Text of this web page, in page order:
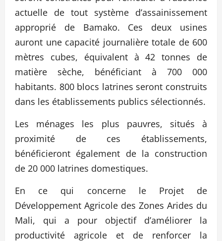
actuelle de tout système d’assainissement
approprié de Bamako. Ces deux usines
auront une capacité journalière totale de 600
mètres cubes, équivalent à 42 tonnes de
matière sèche, bénéficiant à 700 000
habitants. 800 blocs latrines seront construits
dans les établissements publics sélectionnés.
Les ménages les plus pauvres, situés à
proximité de ces établissements,
bénéficieront également de la construction
de 20 000 latrines domestiques.
En ce qui concerne le Projet de
Développement Agricole des Zones Arides du
Mali, qui a pour objectif d’améliorer la
productivité agricole et de renforcer la